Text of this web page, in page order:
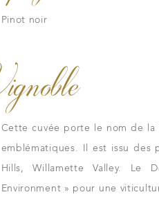
Nos
Notre
Pinot noir
Cette cuvée porte le nom de la
emblématiques. Il est issu des
Hills, Willamette Valley. Le
Environment » pour une